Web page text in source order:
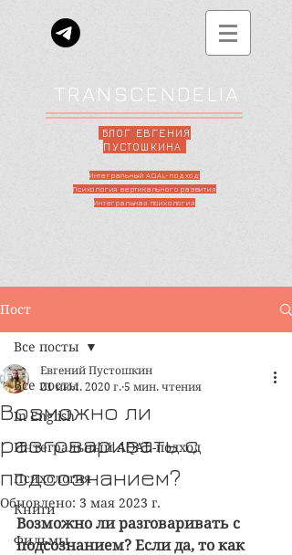
TRANSCENDELIA
БЛОГ ЕВГЕНИЯ
ПУСТОШКИНА
Интегральный AQAL-подход
Психология вертикального развития
Интегральная психология
Пост
Все посты
In English
Интегральный AQAL-подход
Психология
Книги
Фильмы
Все посты
Возможно ли
разговаривать с
подсознанием?
Евгений Пустошкин
21 июл. 2020 г. 5 мин. чтения
Обновлено: 3 мая 2023 г.
Возможно ли разговаривать с
подсознанием? Если да, то как